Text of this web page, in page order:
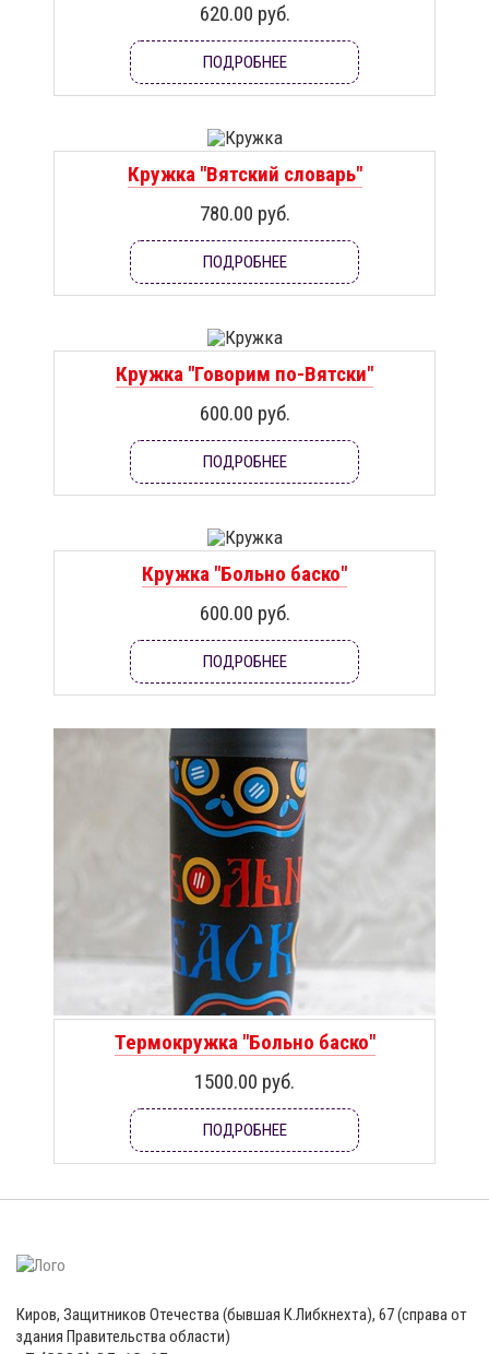
620.00 руб.
ПОДРОБНЕЕ
Кружка "Вятский словарь"
780.00 руб.
ПОДРОБНЕЕ
Кружка "Говорим по-Вятски"
600.00 руб.
ПОДРОБНЕЕ
Кружка "Больно баско"
600.00 руб.
ПОДРОБНЕЕ
Термокружка "Больно баско"
1500.00 руб.
ПОДРОБНЕЕ
Киров, Защитников Отечества (бывшая К.Либкнехта), 67 (справа от
здания Правительства области)